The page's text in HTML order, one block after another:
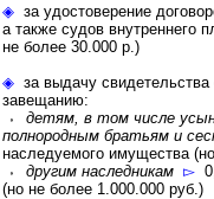
◈ за удостоверение
а также судов внутреннего
не более 30.000 р.)
◈ за выдачу
завещанию:
⬫ детям, в том числе
полнородным братьям и
наследуемого имущества
⬫ другим наследникам ▻
(но не более 1.000.000 руб.)